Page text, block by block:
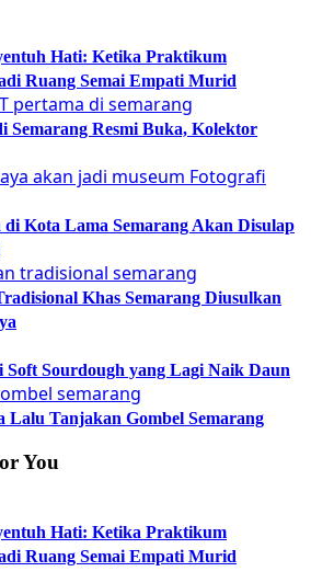
Hati: Ketika Praktikum
Ruang Semai Empati Murid
Semarang Resmi Buka, Kolektor
di Kota Lama Semarang Akan Disulap
Khas Semarang Diusulkan
Soft Sourdough yang Lagi Naik Daun
Lalu Tanjakan Gombel Semarang
You
Hati: Ketika Praktikum
Ruang Semai Empati Murid